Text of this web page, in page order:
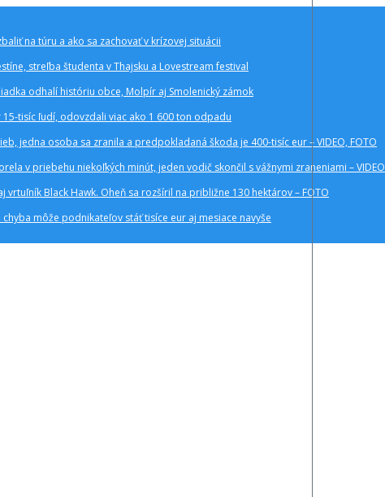
na túru a ako sa zachovať v krízovej situácii
streľba študenta v Thajsku a Lovestream festival
odhalí históriu obce, Molpír aj Smolenický zámok
tisíc ľudí, odovzdali viac ako 1 600 ton odpadu
jedna osoba sa zranila a predpokladaná škoda je 400-tisíc eur – VIDEO, FOTO
v priebehu niekoľkých minút, jeden vodič skončil s vážnymi zraneniami – VIDEO
Black Hawk. Oheň sa rozšíril na približne 130 hektárov – FOTO
môže podnikateľov stáť tisíce eur aj mesiace navyše